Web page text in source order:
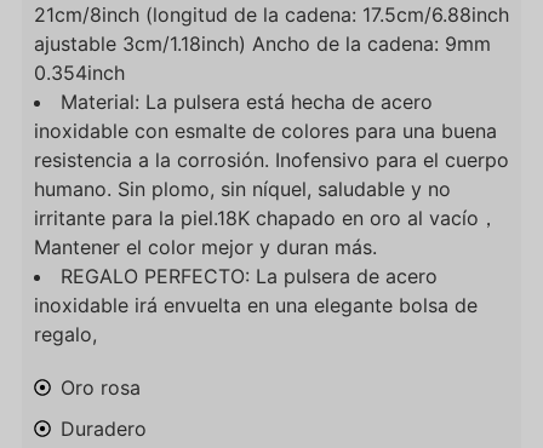
21cm/8inch (longitud de la cadena: 17.5cm/6.88inch
ajustable 3cm/1.18inch) Ancho de la cadena: 9mm
0.354inch
Material: La pulsera está hecha de acero
inoxidable con esmalte de colores para una buena
resistencia a la corrosión. Inofensivo para el cuerpo
humano. Sin plomo, sin níquel, saludable y no
irritante para la piel.18K chapado en oro al vacío，
Mantener el color mejor y duran más.
REGALO PERFECTO: La pulsera de acero
inoxidable irá envuelta en una elegante bolsa de
regalo,
Oro rosa
Duradero